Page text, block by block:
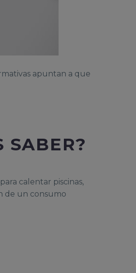
apuntan a que
SABER?
calentar piscinas,
de un consumo